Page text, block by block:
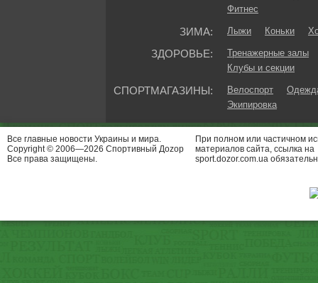
Фитнес
ЗИМА: Лыжи Коньки
ЗДОРОВЬЕ:
Тренажерные залы
Клубы и секции
СПОРТМАГАЗИНЫ: Велоспорт
Экипировка
Все главные новости Украины и мира.
Copyright © 2006—2026 Спортивный Доzор
Все права защищены.
При полном или частичном
материалов сайта, ссылка на
sport.dozor.com.ua